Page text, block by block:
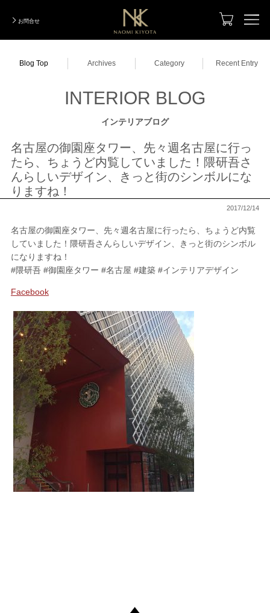
お問合せ
Designers Renovation デザイナーズリノベーション
ModelRoom Coordination
Company Information 会社紹介
INTERIOR BLOG インテリアブログ
SHOPPING
FABRIC ファブリック
CUSHION
ACCESSORY アクセサリー
LIVING DINING ROOM リビング／ダイニング
BED ROOM
My Page
CONTACT
Blog Top Archives Category Recent Entry
INTERIOR BLOG
インテリアブログ
名古屋の御園座タワー、先々週名古屋に行っ
たら、ちょうど内覧していました！隈研吾さ
んらしいデザイン、きっと街のシンボルにな
りますね！
2017/12/14
名古屋の御園座タワー、先々週名古屋に行ったら、ちょうど内覧
していました！隈研吾さんらしいデザイン、きっと街のシンボル
になりますね！
#隈研吾 #御園座タワー #名古屋 #建築 #インテリアデザイン
Facebook